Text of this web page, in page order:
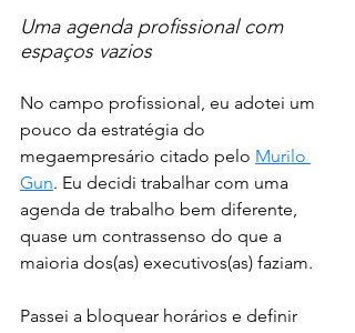
Uma agenda profissional com
espaços vazios
No campo profissional, eu adotei um
pouco da estratégia do
megaempresário citado pelo Murilo
Gun. Eu decidi trabalhar com uma
agenda de trabalho bem diferente,
quase um contrassenso do que a
maioria dos(as) executivos(as) faziam.
Passei a bloquear horários e definir